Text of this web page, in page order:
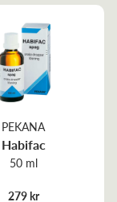
PEKANA
Habifac
50 ml
279 kr